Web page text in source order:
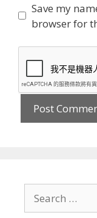
Save my
browser for
for: